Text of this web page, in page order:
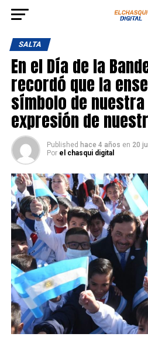
SALTA
En el Día de la
recordó que la
símbolo de
expresión de
Published hace 4 años en 20
Por el chasqui digital